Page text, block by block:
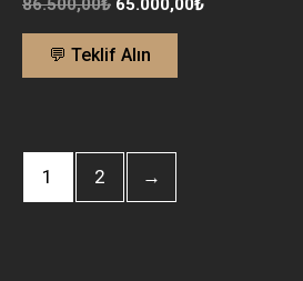
86.500,00₺ 65.000,00₺
💬 Teklif Alın
1 2 →